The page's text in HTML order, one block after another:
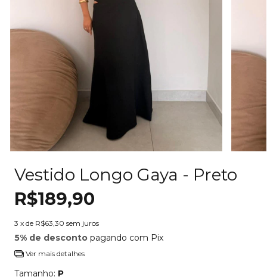
Vestido Longo Gaya - Preto
R$189,90
3 x de R$63,30 sem juros
5% de desconto pagando com Pix
Ver mais detalhes
Tamanho: P